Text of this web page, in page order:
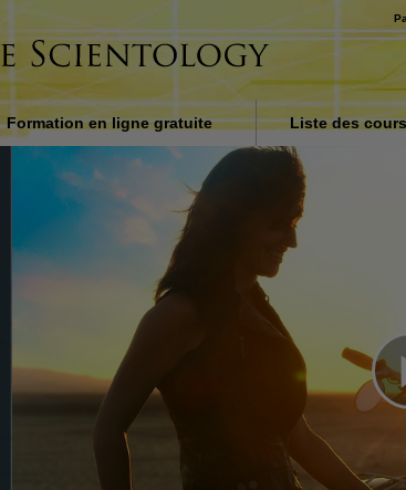
Formation en ligne gratuite Liste des cours
Introduction
Réponses aux
Procédés
maladies et
l’organisation
La raison de
Les enfants
Communiquer